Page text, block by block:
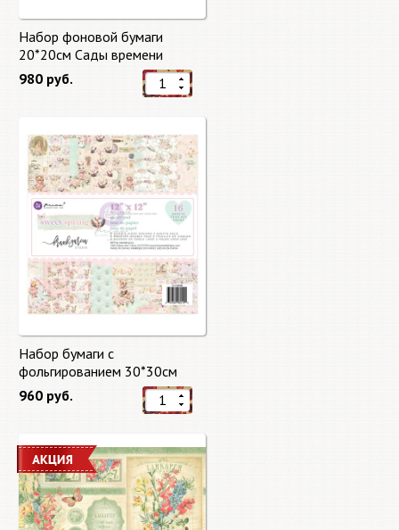
Набор фоновой бумаги
20*20см Сады времени
(Gardens of Time) 10 листов +
бонус от Stamperia
980 руб.
Набор бумаги с
фольгированием 30*30см
Сладкая весна "Sweet Spring"
8 листов Prima Marketing
960 руб.